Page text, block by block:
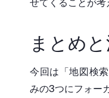
せてくることが考
まとめ
今回は「地図検
みの3つにフォー